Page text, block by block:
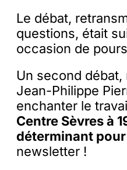
Le débat,
questions, était
occasion de
Un second
Jean-Philippe
enchanter le
Centre Sèvres à
déterminant
newsletter !